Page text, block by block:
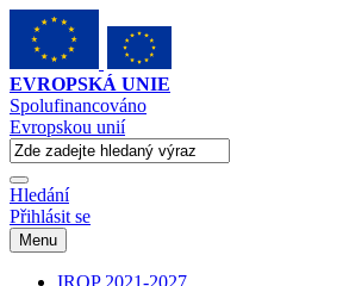
EVROPSKÁ UNIE
Spolufinancováno
Evropskou unií
Hledání
Přihlásit se
Menu
IROP 2021-2027